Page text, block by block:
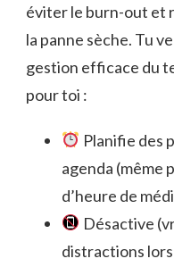
éviter le burn-out et
la panne sèche. Tu
gestion efficace du
pour toi :
Planifie des
agenda (même
d’heure de
Désactive
distractions